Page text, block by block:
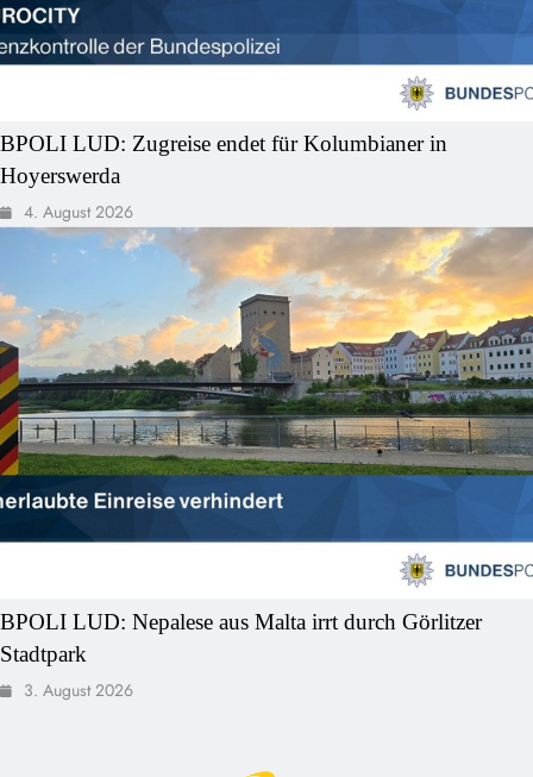
BPOLI LUD: Zugreise endet für Kolumbianer in
Hoyerswerda
4. August 2026
BPOLI LUD: Nepalese aus Malta irrt durch Görlitzer
Stadtpark
3. August 2026